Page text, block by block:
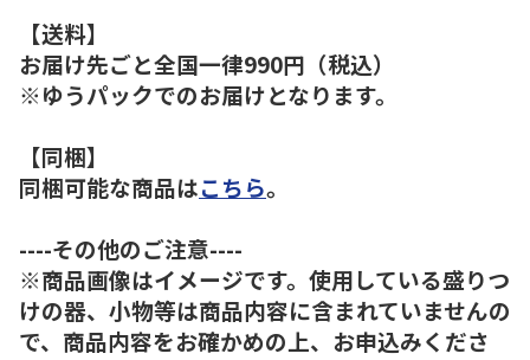
【送料】
お届け先ごと全国一律990円（税込）
※ゆうパックでのお届けとなります。
【同梱】
同梱可能な商品はこちら。
----その他のご注意----
※商品画像はイメージです。使用している盛りつ
けの器、小物等は商品内容に含まれていませんの
で、商品内容をお確かめの上、お申込みくださ